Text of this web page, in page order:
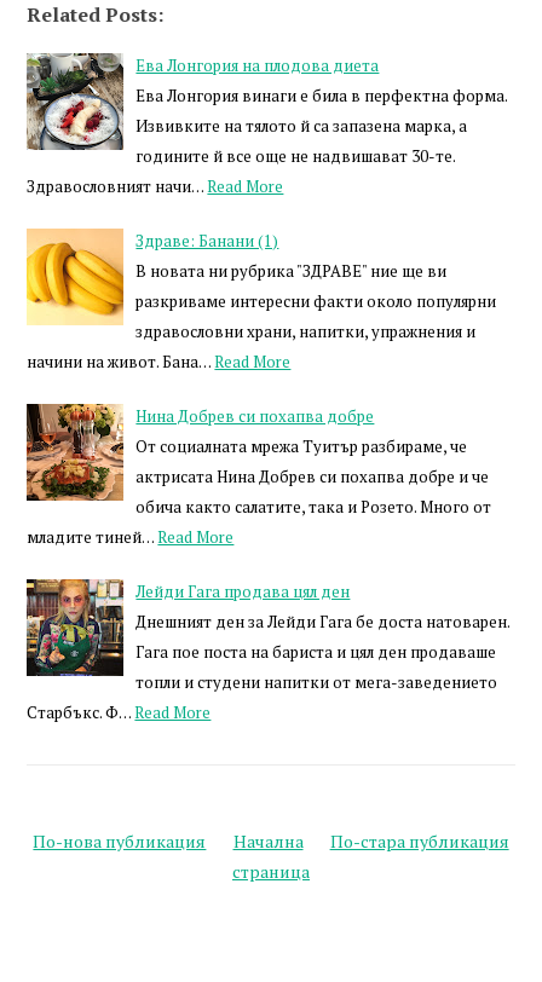
Related Posts:
Ева Лонгория на плодова диета
Ева Лонгория винаги е била в перфектна форма.
Извивките на тялото й са запазена марка, а
годините й все още не надвишават 30-те.
Здравословният начи…Read More
Здраве: Банани (1)
В новата ни рубрика "ЗДРАВЕ" ние ще ви
разкриваме интересни факти около популярни
здравословни храни, напитки, упражнения и
начини на живот. Бана…Read More
Нина Добрев си похапва добре
От социалната мрежа Туитър разбираме, че
актрисата Нина Добрев си похапва добре и че
обича както салатите, така и Розето. Много от
младите тиней…Read More
Лейди Гага продава цял ден
Днешният ден за Лейди Гага бе доста натоварен.
Гага пое поста на бариста и цял ден продаваше
топли и студени напитки от мега-заведението
Старбъкс. Ф…Read More
По-нова публикация По-стара публикация
Начална
страница